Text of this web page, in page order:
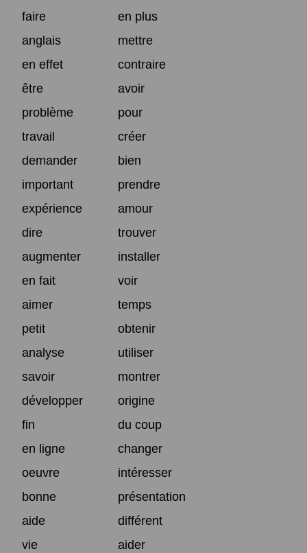
faire
en plus
anglais
mettre
en effet
contraire
être
avoir
problème
pour
travail
créer
demander
bien
important
prendre
expérience
amour
dire
trouver
augmenter
installer
en fait
voir
aimer
temps
petit
obtenir
analyse
utiliser
savoir
montrer
développer
origine
fin
du coup
en ligne
changer
oeuvre
intéresser
bonne
présentation
aide
différent
vie
aider